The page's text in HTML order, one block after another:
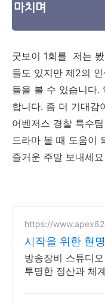
마치며
굿보이 1회를 저는
들도 있지만 제2의
들을 볼 수 있습니다.
합니다. 좀 더 기대감
어벤저스 경찰 특수
드라마 볼 때 도움이
즐거운 주말 보내세요
https://
시작을 위한 현
에이터, BJ 상시
방송장비 스튜디
투명한 정산과 체